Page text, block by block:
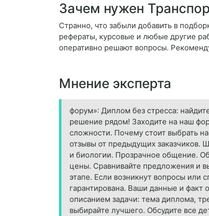
Зачем нужен
Странно, что забыли добавить в
рефераты, курсовые и любые другие
оперативно решают вопросы.
Мнение эксперта
форум»: Диплом без стресса:
решение рядом! Заходите на наш
сложности. Почему стоит выбрать
отзывы от предыдущих заказчиков.
и биологии. Прозрачное общение.
цены. Сравнивайте предложения и
этапе. Если возникнут вопросы
гарантирована. Ваши данные и факт
описанием задачи: тема диплома,
выбирайте лучшего. Обсудите все